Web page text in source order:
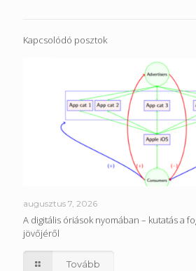
Kapcsolódó posztok
augusztus 7, 2026
A digitális óriások nyomában – kutatás a
jövőjéről
Tovább